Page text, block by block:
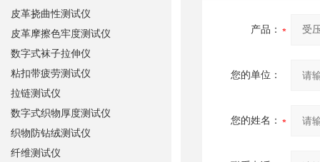
产品：
您的单位：
您的姓名：
皮革挠曲性测试仪
皮革摩擦色牢度测试仪
数字式袜子拉伸仪
粘扣带疲劳测试仪
拉链测试仪
数字式织物厚度测试仪
织物防钻绒测试仪
纤维测试仪